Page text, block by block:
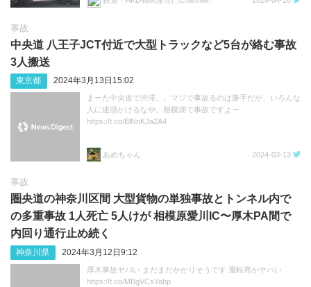
事故
中央道 八王子JCT付近で大型トラックなど5台が絡む事故
3人搬送
東京都 2024年3月13日15:02
まーた中央道で渋滞。。マジで事故るのは勝手だが、いろんな
人に迷惑かけるなや。相模湖で事故ですよー
https://t.co/BlNnKJa2A4
あめちゃん 2024-03-13
事故
圏央道の神奈川区間 大型貨物の単独事故とトンネル内で
の多重事故 1人死亡 5人けが 相模原愛川IC〜厚木PA間で
内回り通行止め続く
神奈川県 2024年3月12日9:12
厚木事故ヤバい まだまだかかりそうです 運転席がヤバい
https://t.co/MBgVCsYabp